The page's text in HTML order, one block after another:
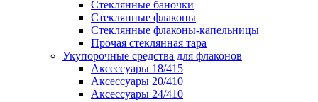
Стеклянные баночки
Стеклянные флаконы
Стеклянные флаконы-капельницы
Прочая стеклянная тара
Укупорочные средства для флаконов
Аксессуары 18/415
Аксессуары 20/410
Аксессуары 24/410